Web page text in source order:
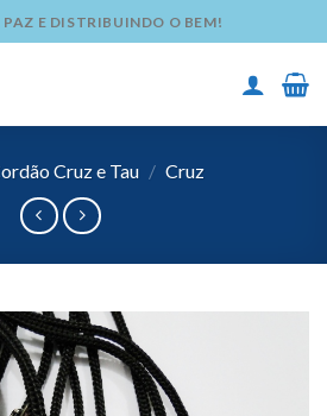
PAZ E DISTRIBUINDO O BEM!
Cruz e Tau / Cruz